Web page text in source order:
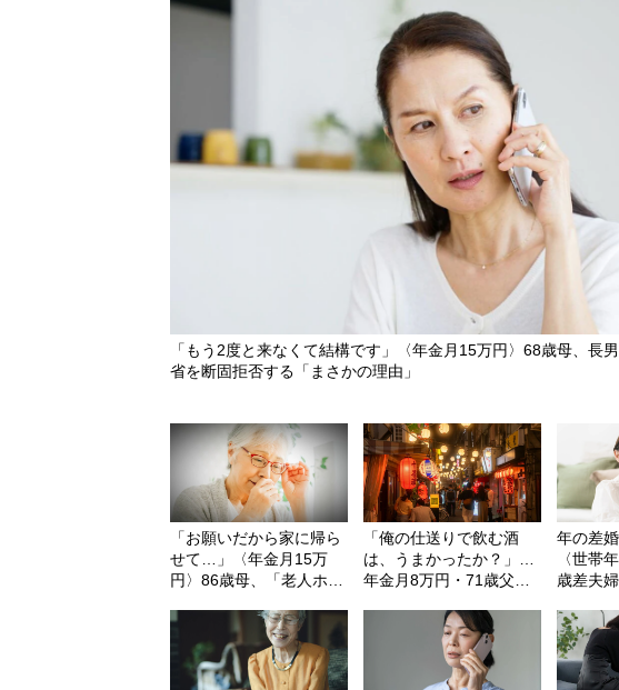
「もう2度と来なくて結構です」〈年金月15万円〉68歳母、長
省を断固拒否する「まさかの理由」
「お願いだから家に帰ら
せて…」〈年金月15万
円〉86歳母、「老人ホー
宅を電撃訪問した「涙の
理由」
「俺の仕送りで飲む酒
は、うまかったか？」…
年金月8万円・71歳父を
助〉が途絶えた夜
年の差
〈世帯
歳差夫
の65歳
妻が呆
FPが解